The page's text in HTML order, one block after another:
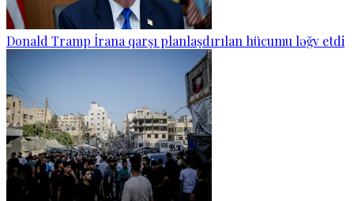
Donald Tramp İrana qarşı planlaşdırılan hücumu ləğv etdi